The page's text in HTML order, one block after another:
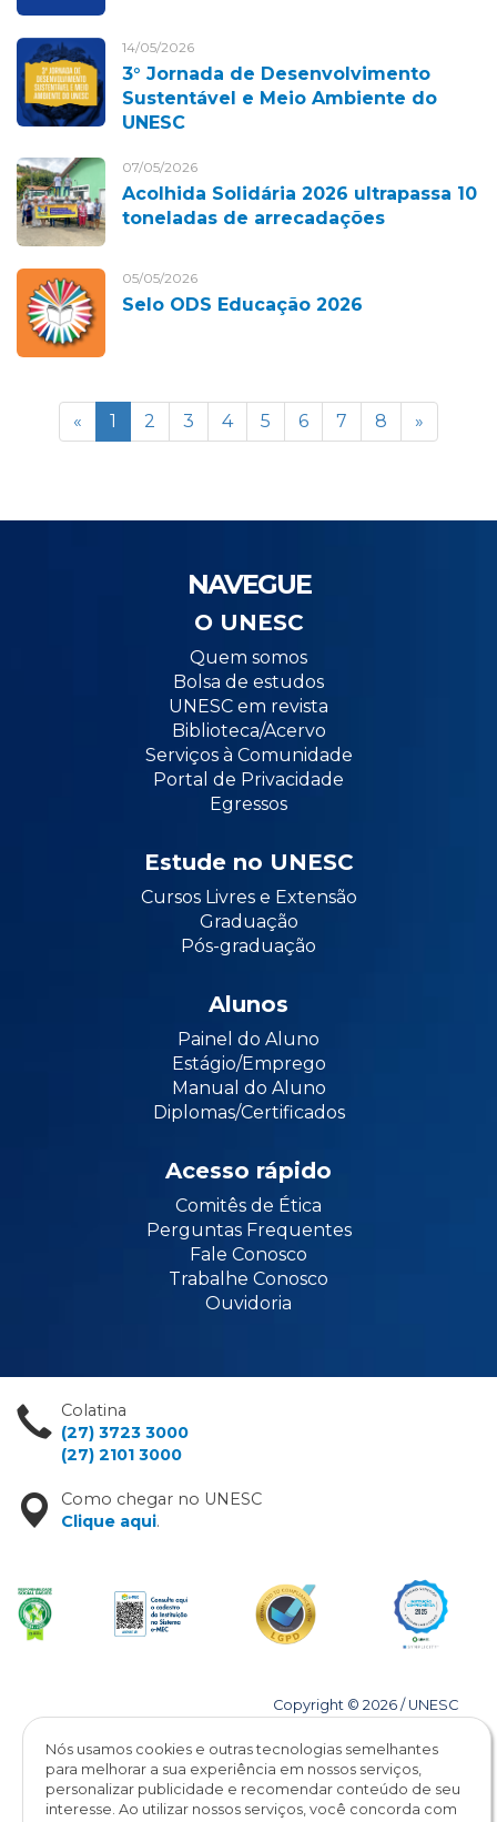
14/05/2026
3° Jornada de Desenvolvimento
Sustentável e Meio Ambiente do
UNESC
07/05/2026
Acolhida Solidária 2026 ultrapassa 10
toneladas de arrecadações
05/05/2026
Selo ODS Educação 2026
« 1 2 3 4 5 6 7 8 »
NAVEGUE
O UNESC
Quem somos
Bolsa de estudos
UNESC em revista
Biblioteca/Acervo
Serviços à Comunidade
Portal de Privacidade
Egressos
Estude no UNESC
Cursos Livres e Extensão
Graduação
Pós-graduação
Alunos
Painel do Aluno
Estágio/Emprego
Manual do Aluno
Diplomas/Certificados
Acesso rápido
Comitês de Ética
Perguntas Frequentes
Fale Conosco
Trabalhe Conosco
Ouvidoria
Colatina
(27) 3723 3000
(27) 2101 3000
Como chegar no UNESC
Clique aqui.
Copyright © 2026 / UNESC
Nós usamos cookies e outras tecnologias semelhantes
para melhorar a sua experiência em nossos serviços,
personalizar publicidade e recomendar conteúdo de seu
interesse. Ao utilizar nossos serviços, você concorda com